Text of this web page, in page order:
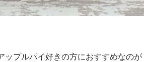
ップルパイ好きの方におすすめなのが